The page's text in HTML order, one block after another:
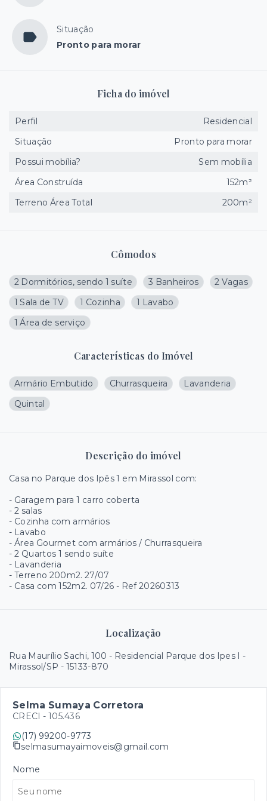
Situação
Pronto para morar
Cômodos
2 Dormitórios, sendo 1 suíte 3 Banheiros
2 Vagas
1 Sala de TV
1 Cozinha
1 Lavabo
1 Área de serviço
Características do Imóvel
Armário Embutido Churrasqueira
Lavanderia
Quintal
Descrição do imóvel
Casa no Parque dos Ipês 1 em Mirassol com:
- Garagem para 1 carro coberta
- ⁠2 salas
- ⁠Cozinha com armários
- ⁠Lavabo
- ⁠Área Gourmet com armários / Churrasqueira
- ⁠2 Quartos 1 sendo suíte
- ⁠Lavanderia
- ⁠Terreno 200m2. 27/07
- ⁠Casa com 152m2. 07/26 - Ref 20260313
Localização
Rua Maurílio Sachi, 100 - Residencial Parque dos Ipes I -
Mirassol/SP - 15133-870
Ficha do imóvel
Perfil
Residencial
Situação
Pronto para morar
Possui mobília?
Sem mobília
Área Construída
152m²
Terreno Área Total
200m²
Selma Sumaya Corretora
CRECI - 105.436
(17) 99200-9773
selmasumayaimoveis@gmail.com
Nome